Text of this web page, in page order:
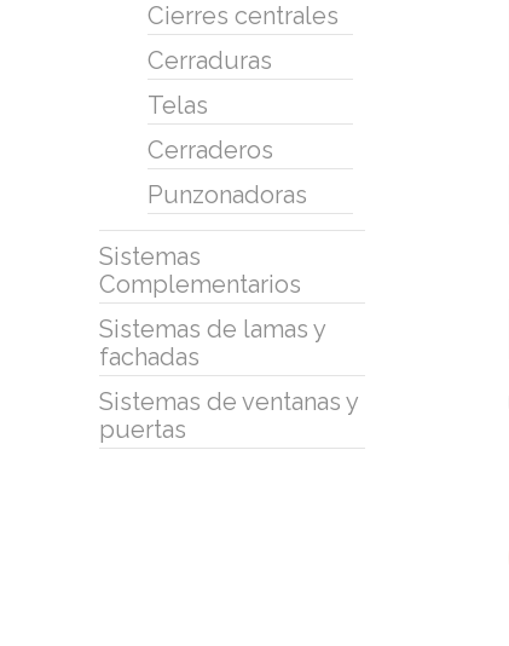
Cierres centrales
Cerraduras
Telas
Cerraderos
Punzonadoras
Sistemas
Complementarios
Sistemas de lamas y
fachadas
Sistemas de ventanas y
puertas